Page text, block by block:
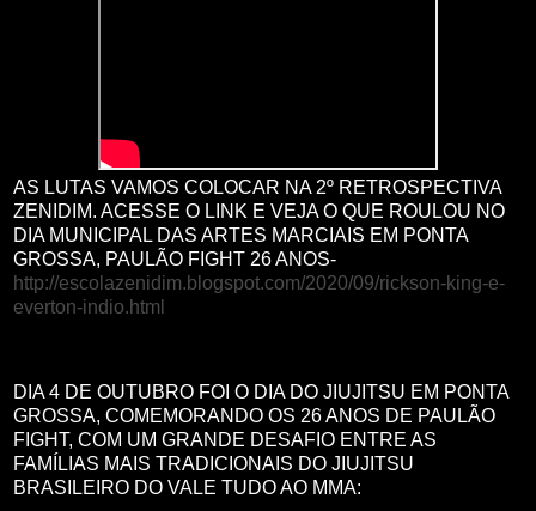
AS LUTAS VAMOS COLOCAR NA 2º RETROSPECTIVA
ZENIDIM. ACESSE O LINK E VEJA O QUE ROULOU NO
DIA MUNICIPAL DAS ARTES MARCIAIS EM PONTA
GROSSA, PAULÃO FIGHT 26 ANOS-
http://escolazenidim.blogspot.com/2020/09/rickson-king-e-
everton-indio.html
DIA 4 DE OUTUBRO FOI O DIA DO JIUJITSU EM PONTA
GROSSA, COMEMORANDO OS 26 ANOS DE PAULÃO
FIGHT, COM UM GRANDE DESAFIO ENTRE AS
FAMÍLIAS MAIS TRADICIONAIS DO JIUJITSU
BRASILEIRO DO VALE TUDO AO MMA: